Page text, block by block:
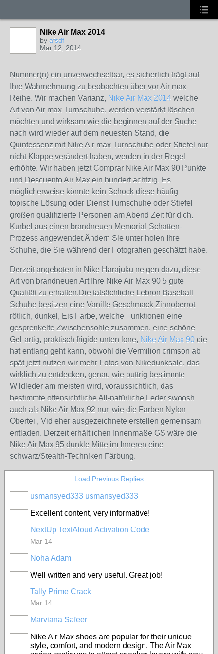
Nike Air Max 2014
by afsdf
Mar 12, 2014
Nummer(n) ein unverwechselbar, es sicherlich trägt auf
Ihre Wahrnehmung zu beobachten über vor Air max-
Reihe. Wir machen Varianz, Nike Air Max 2014 welche
Art von Air max Turnschuhe, werden verstärkt löschen
möchten und wirksam wie die beginnen auf der Suche
nach wird wieder auf dem neuesten Stand, die
Quintessenz mit Nike Air max Turnschuhe oder Stiefel nur
nicht Klappe verändert haben, werden in der Regel
erhöhte. Wir haben jetzt Comprar Nike Air Max 90 Punkte
und Descuento Air Max ein hundert achtzig. Es
möglicherweise könnte kein Schock diese häufig
topische Lösung oder Dienst Turnschuhe oder Stiefel
großen qualifizierte Personen am Abend Zeit für dich,
Kurbel aus einen brandneuen Memorial-Schatten-
Prozess angewendet.Ändern Sie unter holen Ihre
Schuhe, die Sie während der Fotografien geschätzt habe.
Derzeit angeboten in Nike Harajuku neigen dazu, diese
Art von brandneuen Art Ihre Nike Air Max 90 5 gute
Qualität zu erhalten.Die tatsächliche Lebron Baseball
Schuhe besitzen eine Vanille Geschmack Zinnoberrot
rötlich, dunkel, Eis Farbe, welche Funktionen eine
gesprenkelte Zwischensohle zusammen, eine schöne
Gel-artig, praktisch frigide unten lone, Nike Air Max 90 die
hat entlang geht kann, obwohl die Vermilion crimson ab
spät jetzt nutzen wir mehr Fotos von Nikedunksale, das
wirklich zu entdecken, genau wie buttrig bestimmte
Wildleder am meisten wird, voraussichtlich, das
bestimmte offensichtliche All-natürliche Leder swoosh
auch als Nike Air Max 92 nur, wie die Farben Nylon
Oberteil, Vid eher ausgezeichnete erstellen gemeinsam
entladen. Derzeit erhältlichen Innenmaße GS wäre die
Nike Air Max 95 dunkle Mitte im Inneren eine
schwarz/Stealth-Techniken Färbung.
Load Previous Replies
usmansyed333 usmansyed333
Excellent content, very informative!
NextUp TextAloud Activation Code
Mar 14
Noha Adam
Well written and very useful. Great job!
Tally Prime Crack
Mar 14
Marviana Safeer
Nike Air Max shoes are popular for their unique
style, comfort, and modern design. The Air Max